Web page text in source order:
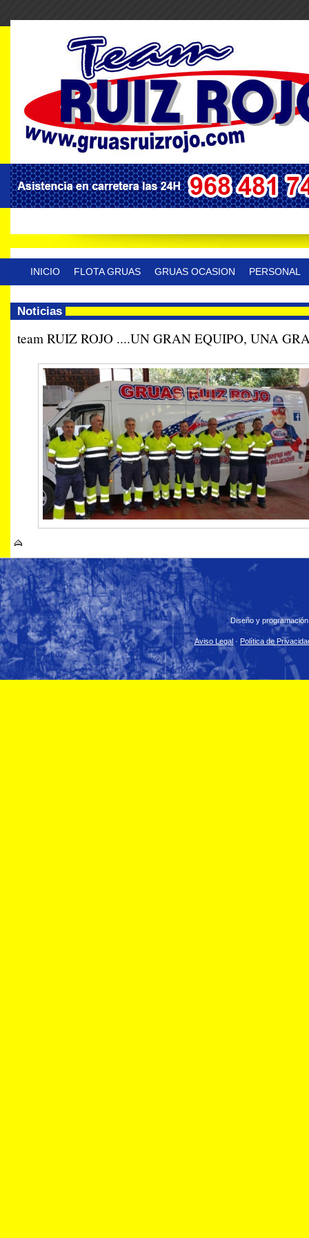
INICIO FLOTA GRUAS GRUAS OCASION PERSONAL
Noticias
team RUIZ ROJO ....UN GRAN EQUIPO, UNA
Diseño y
Aviso Legal · Política de